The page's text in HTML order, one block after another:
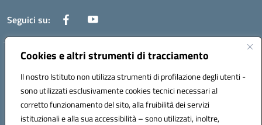
Cookies e altri strumenti di tracciamento
Il nostro Istituto non utilizza strumenti di profilazione degli utenti -
sono utilizzati esclusivamente cookies tecnici necessari al
corretto funzionamento del sito, alla fruibilità dei servizi
istituzionali e alla sua accessibilità – sono utilizzati, inoltre,
Seguici su:
Corso Roma, 1 71100 FOGGIA (FG)
Codice meccanografico: FGPM03000E
Mail: FGPM03000E@istruzione.it - PEC:
FGPM03000E@pec.istruzione.it
Codice fiscale: 80002240713